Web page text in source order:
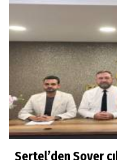
Sertel’den Soyer